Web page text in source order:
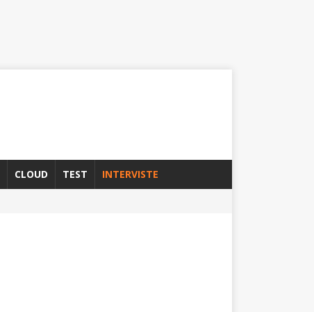
CLOUD TEST INTERVISTE